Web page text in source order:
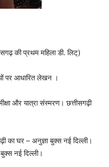
की प्रथम महिला डी. लिट्)
पर आधारित लेखन ।
और यात्रा संस्मरण। छत्तीसगढ़ी
का घर – अनुज्ञा बुक्स नई दिल्ली।
नई दिल्ली।